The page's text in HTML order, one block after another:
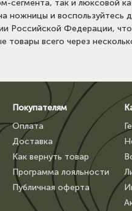
сегмента, так и люксовой
ножницы и воспользуйтесь
Российской Федерации,
товары всего через
Покупателям
Оплата
Доставка
Как вернуть товар
Программа лояльности
Публичная оферта